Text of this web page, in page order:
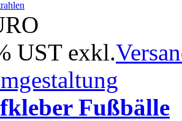
UST exkl.
Fußbälle